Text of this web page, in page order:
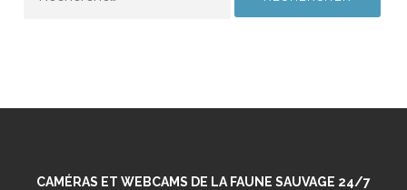
CAMÉRAS ET WEBCAMS DE LA FAUNE SAUVAGE 24/7